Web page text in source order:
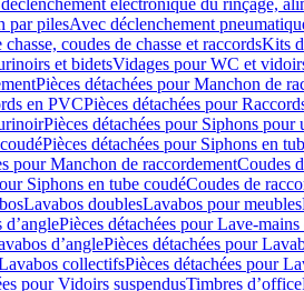
électronique du rinçage,
par pilesAvec déclenchement
chasse, coudes de chasse et raccordsKits
et bidetsVidages pour WC et
Pièces détachées pour Manchon de
en PVCPièces détachées pour
Pièces détachées pour Siphons pour
Pièces détachées pour Siphons en
pour Manchon de raccordementCoudes
Siphons en tube coudéCoudes de
Lavabos doublesLavabos pour meubles
Pièces détachées pour Lave-mains
d’anglePièces détachées pour
collectifsPièces détachées pour
pour Vidoirs suspendusTimbres dʼoffice